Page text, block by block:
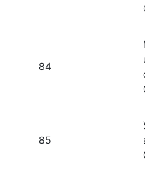
84
85